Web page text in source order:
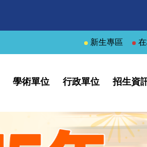
新生專區
學術單位 行政單位 招生資